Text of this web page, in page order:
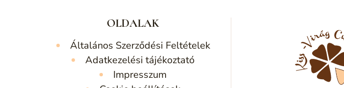
OLDALAK
Általános Szerződési Feltételek
Adatkezelési tájékoztató
Impresszum